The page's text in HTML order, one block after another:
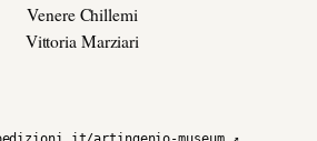
Venere Chillemi
Vittoria Marziari